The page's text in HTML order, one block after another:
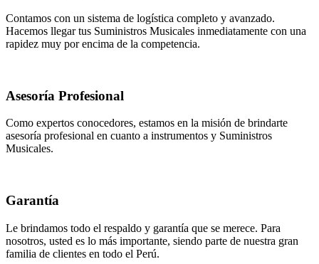
Contamos con un sistema de logística completo y avanzado.
Hacemos llegar tus Suministros Musicales inmediatamente con una
rapidez muy por encima de la competencia.
Asesoría Profesional
Como expertos conocedores, estamos en la misión de brindarte
asesoría profesional en cuanto a instrumentos y Suministros
Musicales.
Garantía
Le brindamos todo el respaldo y garantía que se merece. Para
nosotros, usted es lo más importante, siendo parte de nuestra gran
familia de clientes en todo el Perú.